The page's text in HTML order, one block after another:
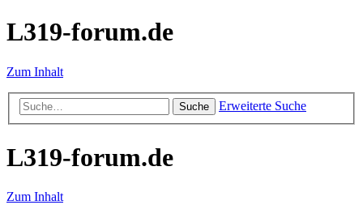
L319-forum.de
Zum Inhalt
Suche Erweiterte Suche
L319-forum.de
Zum Inhalt